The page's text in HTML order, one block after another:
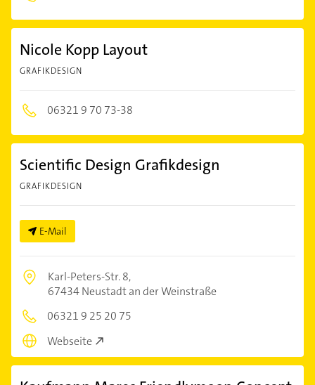
Nicole Kopp Layout
GRAFIKDESIGN
06321 9 70 73-38
Scientific Design Grafikdesign
GRAFIKDESIGN
E-Mail
Karl-Peters-Str. 8,
67434 Neustadt an der Weinstraße
06321 9 25 20 75
Webseite